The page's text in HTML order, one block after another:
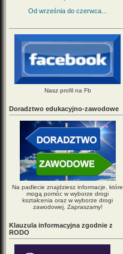
Od września do czerwca...
Nasz profil na Fb
Doradztwo edukacyjno-zawodowe
Na padlecie znajdziesz informacje, które
mogą pomóc w wyborze drogi
kształcenia oraz w wyborze drogi
zawodowej. Zapraszamy!
Klauzula informacyjna zgodnie z
RODO